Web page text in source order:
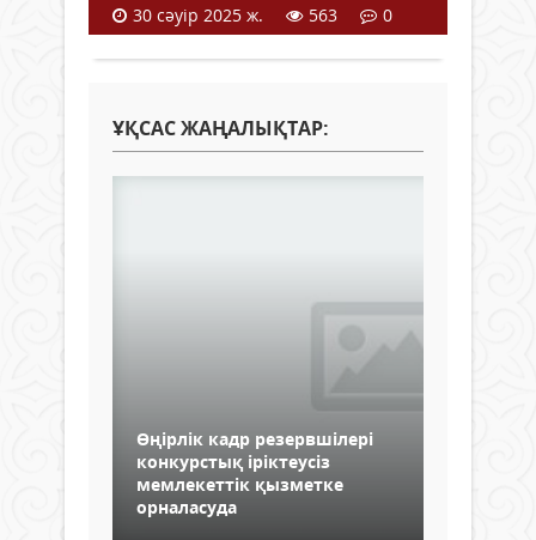
30 сәуір 2025 ж.
563 0
ҰҚСАС ЖАҢАЛЫҚТАР:
Өңірлік кадр резервшілері
конкурстық іріктеусіз
мемлекеттік қызметке
орналасуда